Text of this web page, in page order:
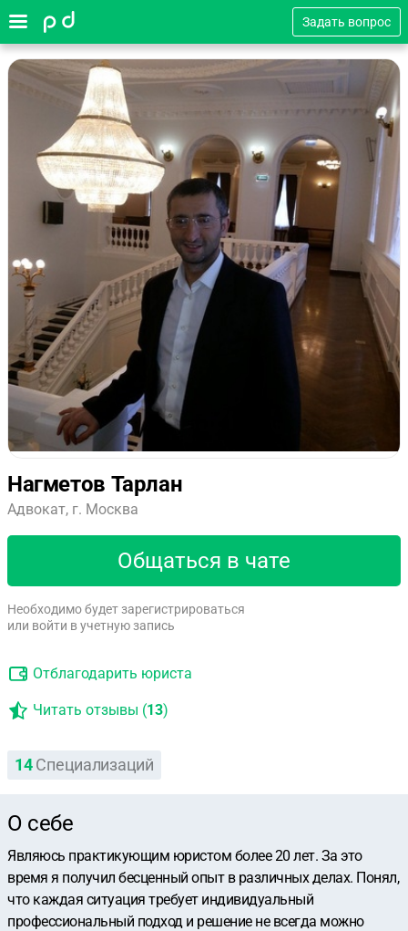
Задать вопрос
Нагметов Тарлан
Адвокат, г. Москва
Общаться в чате
Необходимо будет зарегистрироваться
или войти в учетную запись
Отблагодарить юриста
Читать отзывы (13)
14 Специализаций
О себе
Являюсь практикующим юристом более 20 лет. За это
время я получил бесценный опыт в различных делах. Понял,
что каждая ситуация требует индивидуальный
профессиональный подход и решение не всегда можно